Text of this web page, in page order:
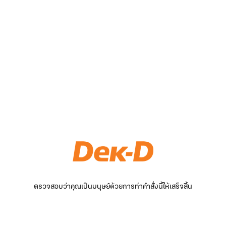
ตรวจสอบว่าคุณเป็นมนุษย์ด้วยการทำคำสั่งนี้ให้เสร็จสิ้น